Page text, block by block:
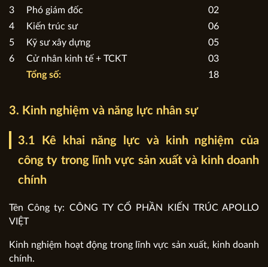
3
Phó giám đốc
02
4
Kiến trúc sư
06
5
Kỹ sư xây dựng
05
6
Cử nhân kinh tế + TCKT
03
Tổng số:
18
3. Kinh nghiệm và năng lực nhân sự
3.1 Kê khai năng lực và kinh nghiệm của
công ty trong lĩnh vực sản xuất và kinh doanh
chính
Tên Công ty: CÔNG TY CỔ PHẦN KIẾN TRÚC APOLLO
VIỆT
Kinh nghiệm hoạt động trong lĩnh vực sản xuất, kinh doanh
chính.